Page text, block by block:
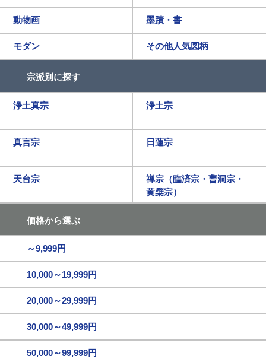
動物画 墨蹟・書
モダン その他人気図柄
宗派別に探す
浄土真宗 浄土宗
真言宗 日蓮宗
天台宗
禅宗（臨済宗・曹洞宗・
黄檗宗）
価格から選ぶ
～9,999円
10,000～19,999円
20,000～29,999円
30,000～49,999円
50,000～99,999円